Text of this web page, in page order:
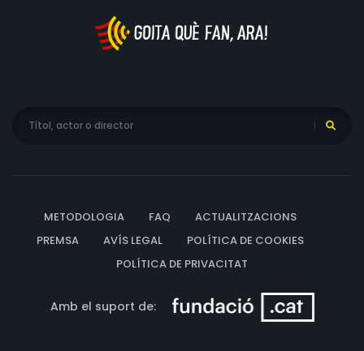
METODOLOGIA FAQ
ACTUALITZACIONS
PREMSA
AVÍS LEGAL
POLÍTICA DE COOKIES
POLÍTICA DE PRIVACITAT
Amb el suport de: